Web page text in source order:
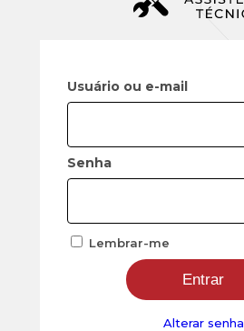
Usuário ou e-mail
Senha
Lembrar-me
Alterar senha